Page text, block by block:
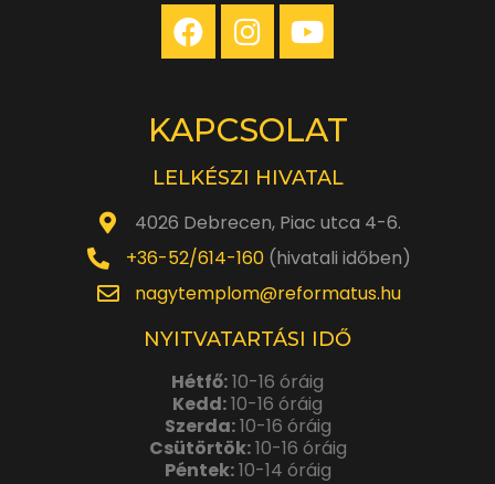
KAPCSOLAT
LELKÉSZI HIVATAL
4026 Debrecen, Piac utca 4-6.
+36-52/614-160(hivatali időben)
nagytemplom@reformatus.hu
NYITVATARTÁSI IDŐ
Hétfő:10-16 óráig
Kedd:10-16 óráig
Szerda:10-16 óráig
Csütörtök:10-16 óráig
Péntek:10-14 óráig